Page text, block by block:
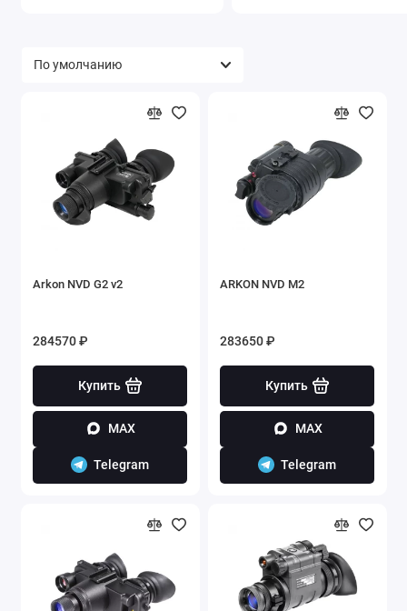
Arkon NVD G2 v2
284570 ₽
Купить
MAX
Telegram
ARKON NVD M2
283650 ₽
Купить
MAX
Telegram